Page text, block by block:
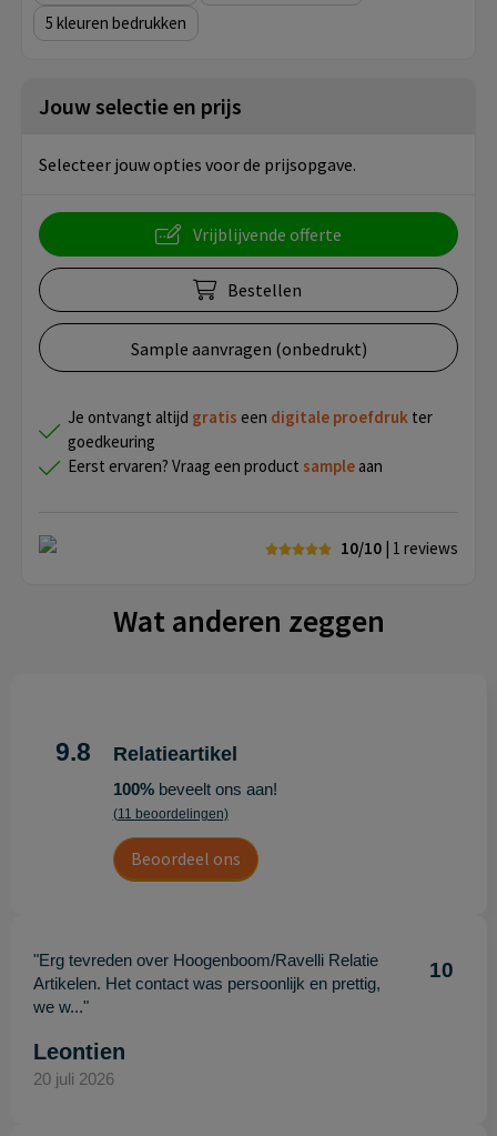
5
Jouw selectie en prijs
Selecteer jouw opties voor de prijsopgave.
Vrijblijvende offerte
Bestellen
Sample aanvragen (onbedrukt)
Je ontvangt altijd gratis een digitale proefdruk ter
goedkeuring
Eerst ervaren? Vraag een product sample aan
10/10 | 1 reviews
Wat anderen zeggen
9.8 Relatieartikel
100%beveelt ons aan!
(11 beoordelingen)
Beoordeel ons
"Erg tevreden over Hoogenboom/Ravelli Relatie
Artikelen. Het contact was persoonlijk en prettig,
we w..."
10
Leontien
20 juli 2026